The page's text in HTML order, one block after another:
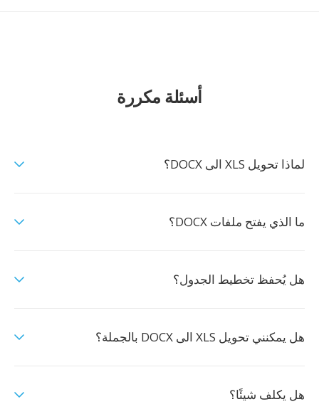
أسئلة مكررة
لماذا تحويل XLS الى DOCX؟
ما الذي يفتح ملفات DOCX؟
هل يُحفظ تخطيط الجدول؟
هل يمكنني تحويل XLS الى DOCX بالجملة؟
هل يكلف شيئًا؟